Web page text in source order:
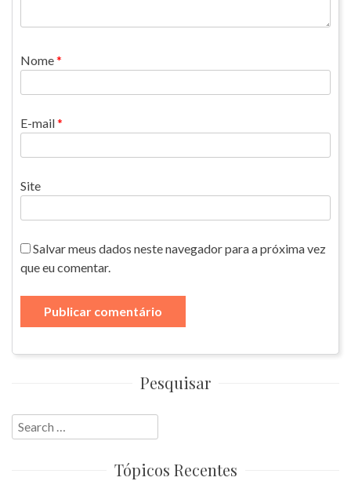
Nome*
E-mail*
Site
Salvar meus dados neste navegador para a próxima vez
que eu comentar.
Pesquisar
Search
for:
Tópicos Recentes